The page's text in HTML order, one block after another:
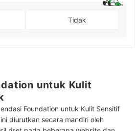
Tidak
untuk Kulit
Foundation untuk Kulit Sensitif
diurutkan secara mandiri oleh